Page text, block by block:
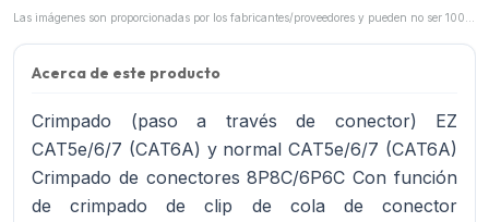
Acerca de este producto
Crimpado (paso a través de conector) EZ
CAT5e/6/7 (CAT6A) y normal CAT5e/6/7 (CAT6A)
Crimpado de conectores 8P8C/6P6C Con función
de crimpado de clip de cola de conector